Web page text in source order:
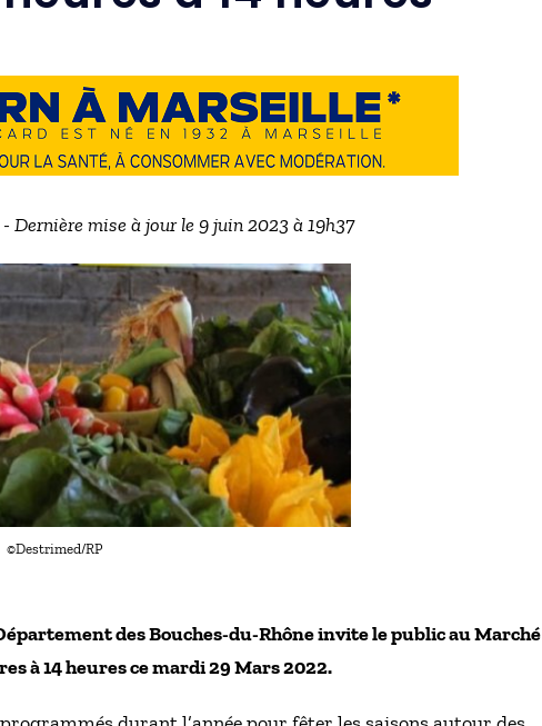
Dernière mise à jour le 9 juin 2023 à 19h37
©Destrimed/RP
des Bouches-du-Rhône invite le public au Marché
à 14 heures ce mardi 29 Mars 2022.